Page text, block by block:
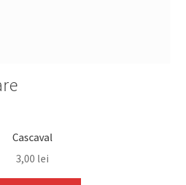
Cascaval
3,00 lei